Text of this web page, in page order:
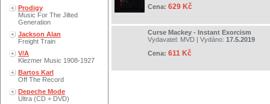
Prodigy
Music For The Jilted
Generation
Jackson Alan
Freight Train
V/A
Klezmer Music 1908-1927
Bartos Karl
Off The Record
Depeche Mode
Ultra (CD + DVD)
Cena: 629 Kč
Curse Mackey - Instant Exorcism
Vydavatel: MVD | Vydáno: 17.5.2019
Cena: 611 Kč